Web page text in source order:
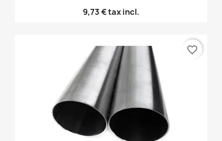
9,73 €tax incl.
favorite_border